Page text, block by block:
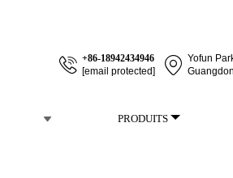
+86-18942434946
[email protected]
Yofun
PRODUITS